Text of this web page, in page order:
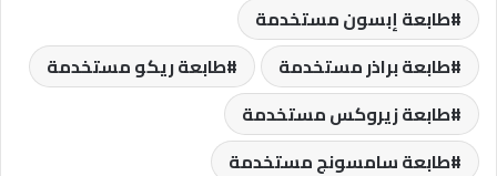
طابعة إبسون مستخدمة
طابعة براذر مستخدمة
طابعة ريكو مستخدمة
طابعة زيروكس مستخدمة
طابعة سامسونج مستخدمة